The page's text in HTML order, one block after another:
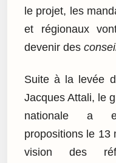
le projet, les
et régionaux
devenir des
Suite à la levée
Jacques Attali, le
nationale a
propositions le 13
vision des